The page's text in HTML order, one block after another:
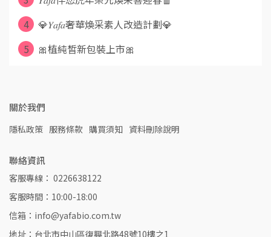
4
💎𝑌𝑎𝑓𝑎奢華煥采素人改造計劃💎
5
🎀植純皙新包裝上市🎀
關於我們
隱私政策 服務條款 購買須知 資料刪除說明
聯絡資訊
客服專線： 0226638122
客服時間：10:00-18:00
信箱：info@yafabio.com.tw
地址：台北市中山區復興北路48號10樓之1